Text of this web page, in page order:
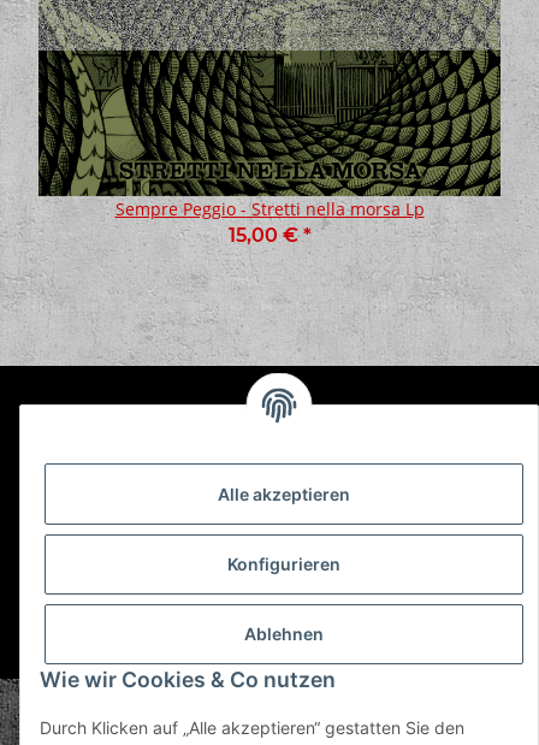
Sempre Peggio - Stretti nella morsa Lp
15,00 €*
Gesetzliche Informationen
Copyright © 2026 Plastic Bomb GmbH
Alle akzeptieren
Konfigurieren
Ablehnen
Wie wir Cookies & Co nutzen
Durch Klicken auf „Alle akzeptieren“ gestatten Sie den